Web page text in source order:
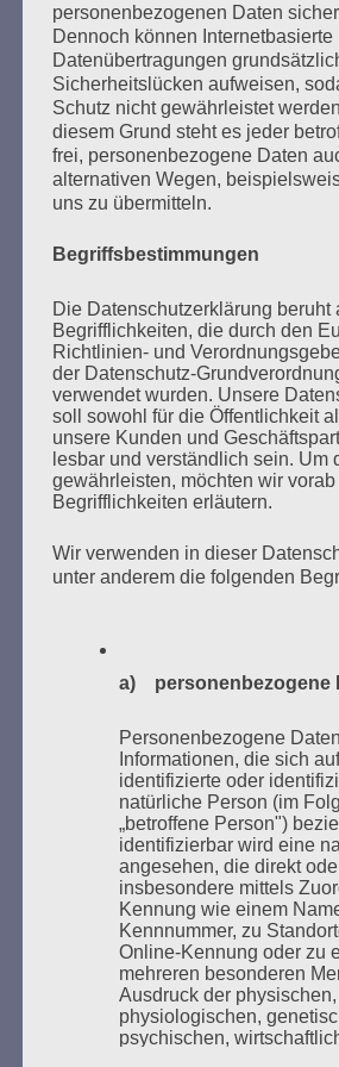
SUCHEN
NACH:
MARATHONLESUNG AUS DEN
Donnerstag, 21. Mai 2026, 11 –
des Gedenkens an die Verbrennung
Kaifu-Ufer – genau an dem Ort, wo
Bücher verbrannten.
Weitere Informationen:
GEDENKEN UND ERINNERN
UNSERER NACHBARSCHAFT
personenbezogenen Daten
Dennoch können Internetbasierte
Datenübertragungen
Sicherheitslücken aufweisen,
Schutz nicht gewährleistet
diesem Grund steht es jeder
frei, personenbezogene Daten
alternativen Wegen,
uns zu übermitteln.
Begriffsbestimmungen
Die Datenschutzerklärung beruht
Begrifflichkeiten, die durch den
Richtlinien- und
der Datenschutz-
verwendet wurden. Unsere
soll sowohl für die Öffentlichkeit
unsere Kunden und
lesbar und verständlich sein. Um
gewährleisten, möchten wir
Begrifflichkeiten erläutern.
Wir verwenden in dieser
unter anderem die folgenden
a) personenbezogene
Personenbezogene
Informationen, die sich
identifizierte oder
natürliche Person (im
„betroffene Person")
identifizierbar wird eine
angesehen, die direkt
insbesondere mittels
Kennung wie einem
Kennnummer, zu
Online-Kennung oder zu
mehreren besonderen
Ausdruck der physischen,
physiologischen,
psychischen,